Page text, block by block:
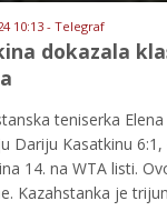
10:13 - Telegraf
dokazala
teniserka
Dariju Kasatkinu
14. na WTA listi.
Kazahstanka je